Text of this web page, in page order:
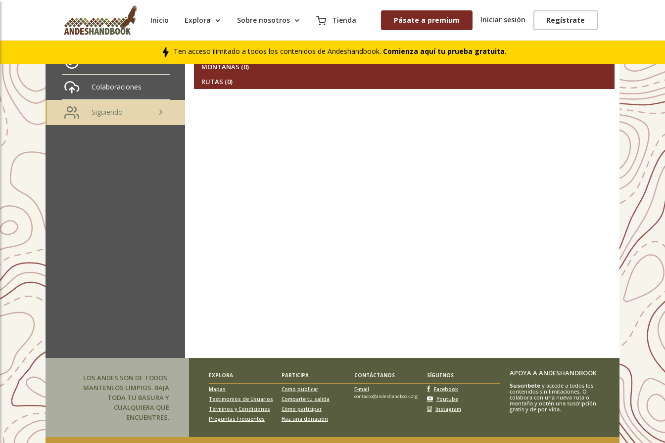
Inicio Explora Sobre nosotros Tienda Pásate a premium Iniciar sesión Regístrate
Ten acceso ilimitado a todos los contenidos de Andeshandbook. Comienza aquí tu prueba gratuita.
Erwin Hein
Perfil
Colaboraciones
Siguiendo
AMIGOS (0)
SEGUIDORES (1)
MONTAÑAS (0)
RUTAS (0)
LOS ANDES SON DE TODOS,
MANTENLOS LIMPIOS. BAJA
TODA TU BASURA Y
CUALQUIERA QUE
ENCUENTRES.
EXPLORA PARTICIPA CONTÁCTANOS
SÍGUENOS
Mapas
Testimonios de Usuarios
Términos y Condiciones
Preguntas Frecuentes
Como publicar
Comparte tu salida
Cómo participar
Haz una donación
E-mail
contacto@andeshandbook.org
Facebook
Youtube
Instagram
APOYA A ANDESHANDBOOK
Suscríbetey accede a todos los
contenidos sin limitaciones. O
colabora con una nueva ruta o
montaña y obtén una suscripción
gratis y de por vida.